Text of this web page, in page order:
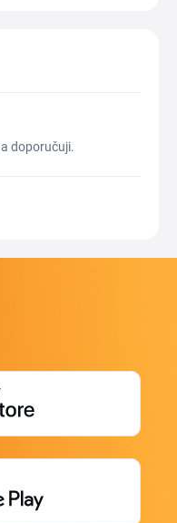
doporučuji.